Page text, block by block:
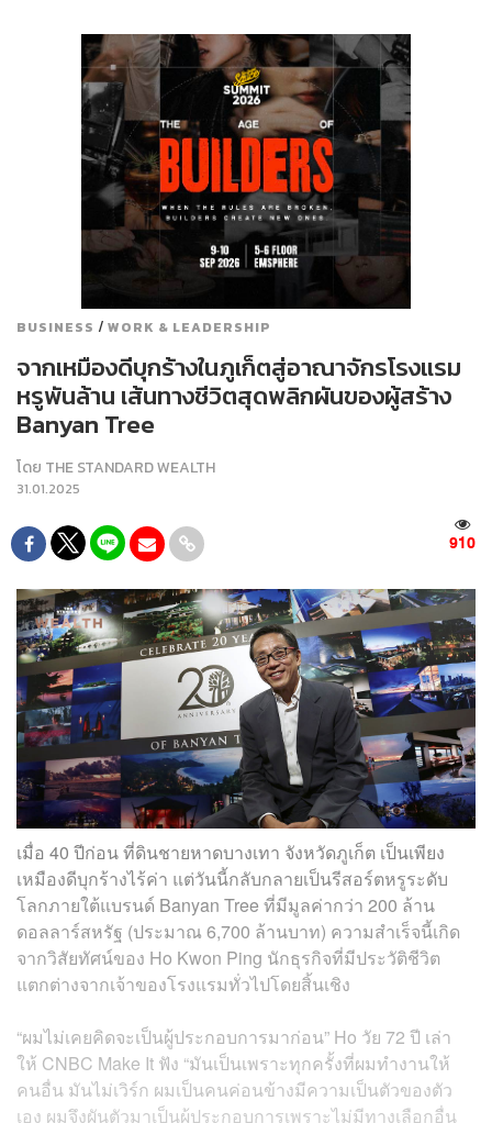
BUSINESS / WORK & LEADERSHIP
จากเหมืองดีบุกร้างในภูเก็ตสู่อาณาจักรโรงแรม
หรูพันล้าน เส้นทางชีวิตสุดพลิกผันของผู้สร้าง
Banyan Tree
โดย THE STANDARD WEALTH
31.01.2025
910
เมื่อ 40 ปีก่อน ที่ดินชายหาดบางเทา จังหวัดภูเก็ต เป็นเพียง
เหมืองดีบุกร้างไร้ค่า แต่วันนี้กลับกลายเป็นรีสอร์ตหรูระดับ
โลกภายใต้แบรนด์ Banyan Tree ที่มีมูลค่ากว่า 200 ล้าน
ดอลลาร์สหรัฐ (ประมาณ 6,700 ล้านบาท) ความสำเร็จนี้เกิด
จากวิสัยทัศน์ของ Ho Kwon Ping นักธุรกิจที่มีประวัติชีวิต
แตกต่างจากเจ้าของโรงแรมทั่วไปโดยสิ้นเชิง
“ผมไม่เคยคิดจะเป็นผู้ประกอบการมาก่อน” Ho วัย 72 ปี เล่า
ให้ CNBC Make It ฟัง “มันเป็นเพราะทุกครั้งที่ผมทำงานให้
คนอื่น มันไม่เวิร์ก ผมเป็นคนค่อนข้างมีความเป็นตัวของตัว
เอง ผมจึงผันตัวมาเป็นผู้ประกอบการเพราะไม่มีทางเลือกอื่น